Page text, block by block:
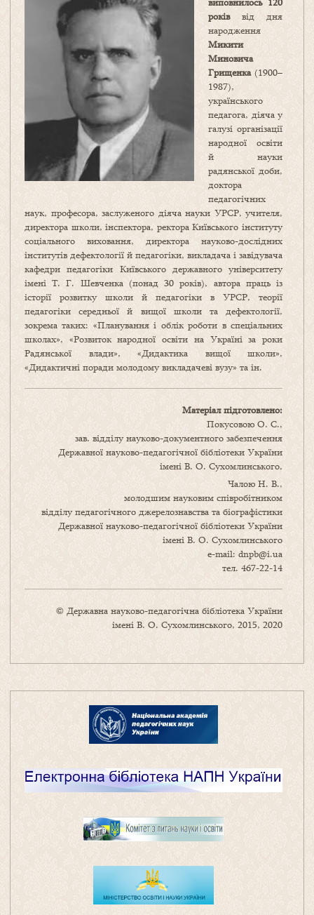
років від дня
народження
Микити
Миновича
Грищенка (1900–
1987),
українського
педагога, діяча у
галузі організації
народної освіти
й науки
радянської доби,
доктора
педагогічних
наук, професора, заслуженого діяча науки УРСР, учителя,
директора школи, інспектора, ректора Київського інституту
соціального виховання, директора науково-дослідних
інститутів дефектології й педагогіки, викладача і завідувача
кафедри педагогіки Київського державного університету
імені Т. Г. Шевченка (понад 30 років), автора праць із
історії розвитку школи й педагогіки в УРСР, теорії
педагогіки середньої й вищої школи та дефектології,
зокрема таких: «Планування і облік роботи в спеціальних
школах», «Розвиток народної освіти на Україні за роки
Радянської влади», «Дидактика вищої школи»,
«Дидактичні поради молодому викладачеві вузу» та ін.
Матеріал підготовлено:
Покусовою О. С.,
зав. відділу науково-документного забезпечення
Державної науково-педагогічної бібліотеки України
імені В. О. Сухомлинськогo,
Чалою Н. В.,
молодшим науковим співробітником
відділу педагогічного джерелознавства та біографістики
Державної науково-педагогічної бібліотеки України
імені В. О. Сухомлинського
e-mail: dnpb@i.ua
тел. 467-22-14
© Державна науково-педагогічна бібліотека України
імені В. О. Сухомлинського, 2015, 2020